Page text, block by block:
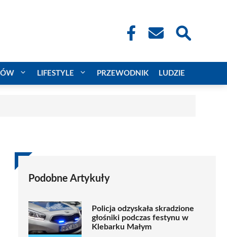
LIFESTYLE PRZEWODNIK LUDZIE
Podobne Artykuły
Policja odzyskała skradzione
głośniki podczas festynu w
Klebarku Małym